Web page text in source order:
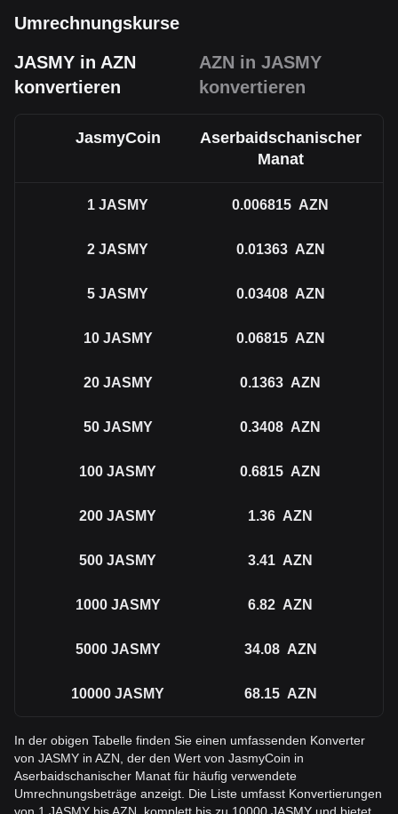
Umrechnungskurse
JASMY in AZN
konvertieren
AZN in JASMY
konvertieren
JasmyCoin
Aserbaidschanischer
Manat
1 JASMY 0.006815 AZN
2 JASMY 0.01363 AZN
5 JASMY 0.03408 AZN
10 JASMY 0.06815 AZN
20 JASMY 0.1363 AZN
50 JASMY 0.3408 AZN
100 JASMY 0.6815 AZN
200 JASMY 1.36 AZN
500 JASMY 3.41 AZN
1000 JASMY 6.82 AZN
5000 JASMY 34.08 AZN
10000 JASMY 68.15 AZN
In der obigen Tabelle finden Sie einen umfassenden Konverter
von JASMY in AZN, der den Wert von JasmyCoin in
Aserbaidschanischer Manat für häufig verwendete
Umrechnungsbeträge anzeigt. Die Liste umfasst Konvertierungen